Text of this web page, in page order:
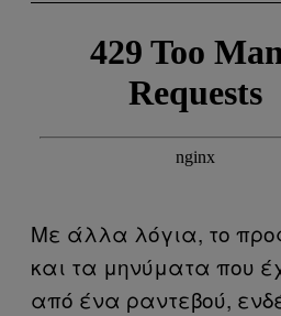
Με άλλα λόγια, το
και τα μηνύματα που
από ένα ραντεβού,